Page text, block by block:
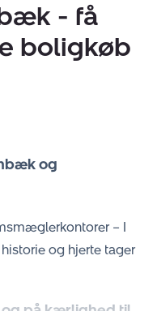
- få
boligkøb
og
– I
og hjerte tager